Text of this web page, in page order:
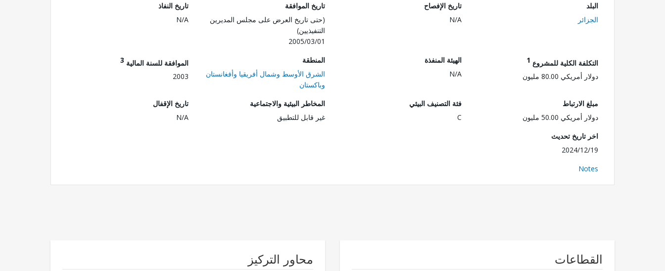
البلد
الجزائر
تاريخ الإفصاح
N/A
تاريخ الموافقة
(حتى تاريخ العرض على مجلس المديرين
التنفيذيين)
2005/03/01
تاريخ النفاذ
N/A
التكلفة الكلية للمشروع 1
دولار أمريكي 80.00 مليون
الهيئة المنفذة
N/A
المنطقة
الشرق الأوسط وشمال أفريقيا وأفغانستان
وباكستان
الموافقة للسنة المالية 3
2003
مبلغ الارتباط
دولار أمريكي 50.00 مليون
فئة التصنيف البيئي
C
المخاطر البيئية والاجتماعية
غير قابل للتطبيق
تاريخ الإقفال
N/A
اخر تاريخ تحديث
2024/12/19
Notes
القطاعات محاور التركيز